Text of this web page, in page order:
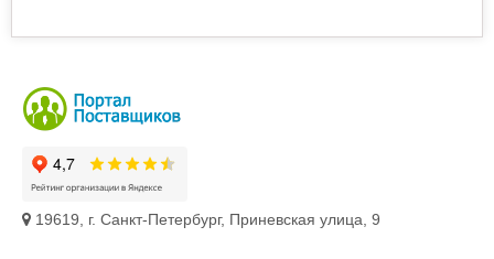
19619, г. Санкт-Петербург, Приневская улица, 9